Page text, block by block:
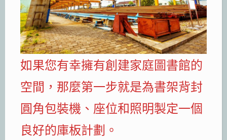
如果您有幸擁有創建家庭圖書館的
空間，那麼第一步就是為書架背封
圓角包裝機、座位和照明製定一個
良好的庫板計劃。